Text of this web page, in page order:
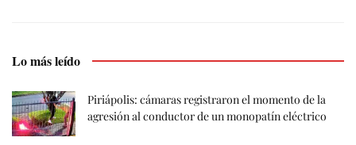
Lo más leído
Piriápolis: cámaras registraron el momento de la
agresión al conductor de un monopatín eléctrico